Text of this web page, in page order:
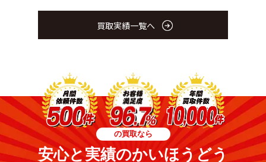
買取実績一覧へ
の買取なら
安心と実績のかいほうどう